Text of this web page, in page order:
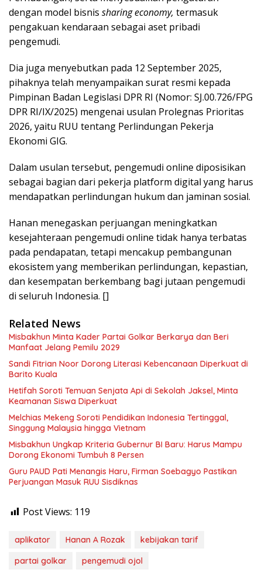
dengan model bisnis sharing economy, termasuk
pengakuan kendaraan sebagai aset pribadi
pengemudi.
Dia juga menyebutkan pada 12 September 2025,
pihaknya telah menyampaikan surat resmi kepada
Pimpinan Badan Legislasi DPR RI (Nomor: SJ.00.726/FPG
DPR RI/IX/2025) mengenai usulan Prolegnas Prioritas
2026, yaitu RUU tentang Perlindungan Pekerja
Ekonomi GIG.
Dalam usulan tersebut, pengemudi online diposisikan
sebagai bagian dari pekerja platform digital yang harus
mendapatkan perlindungan hukum dan jaminan sosial.
Hanan menegaskan perjuangan meningkatkan
kesejahteraan pengemudi online tidak hanya terbatas
pada pendapatan, tetapi mencakup pembangunan
ekosistem yang memberikan perlindungan, kepastian,
dan kesempatan berkembang bagi jutaan pengemudi
di seluruh Indonesia. []
Related News
Misbakhun Minta Kader Partai Golkar Berkarya dan Beri
Manfaat Jelang Pemilu 2029
Sandi Fitrian Noor Dorong Literasi Kebencanaan Diperkuat di
Barito Kuala
Hetifah Soroti Temuan Senjata Api di Sekolah Jaksel, Minta
Keamanan Siswa Diperkuat
Melchias Mekeng Soroti Pendidikan Indonesia Tertinggal,
Singgung Malaysia hingga Vietnam
Misbakhun Ungkap Kriteria Gubernur BI Baru: Harus Mampu
Dorong Ekonomi Tumbuh 8 Persen
Guru PAUD Pati Menangis Haru, Firman Soebagyo Pastikan
Perjuangan Masuk RUU Sisdiknas
Post Views: 119
aplikator Hanan A Rozak
kebijakan tarif
partai golkar
pengemudi ojol